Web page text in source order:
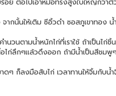
ากนั้นให้เติม ซีอิ้วดำ ซอสภูเขาทอง
นวนตามน้ำหนักไก่ที่เราใช้ ถ้าเป็นไก่ชิ้
ก่ลึกๆเเล้วดึงออก ถ้ามีน้ำเป็นสีชมพู
ดๆ ก็ลงมือสับไก่ เวลาทานให้จิ้มกับน้ำ